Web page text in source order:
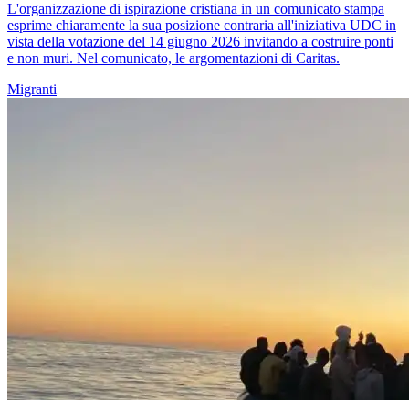
L'organizzazione di ispirazione cristiana in un comunicato stampa
esprime chiaramente la sua posizione contraria all'iniziativa UDC in
vista della votazione del 14 giugno 2026 invitando a costruire ponti
e non muri. Nel comunicato, le argomentazioni di Caritas.
Migranti